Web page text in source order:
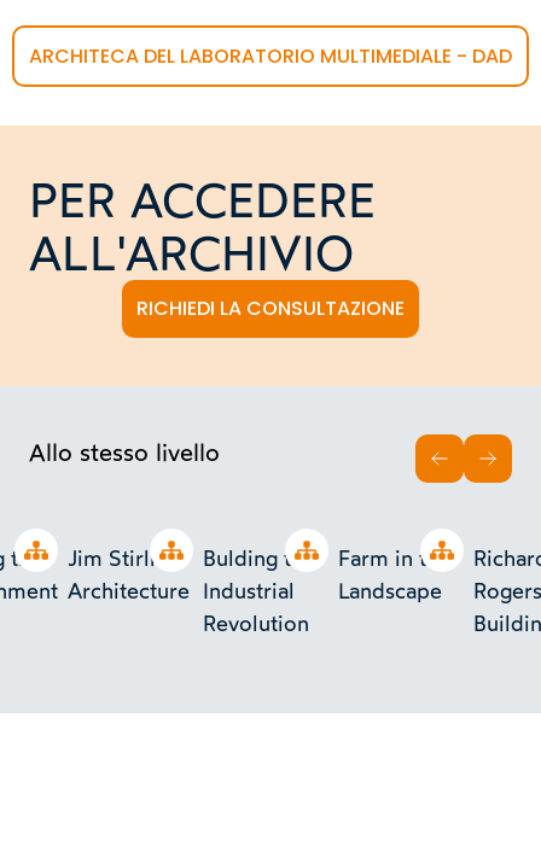
ARCHITECA DEL LABORATORIO MULTIMEDIALE - DAD
PER ACCEDERE
ALL'ARCHIVIO
RICHIEDI LA CONSULTAZIONE
Allo stesso livello
Open tree
the
Open tree
Jim Stirling
Architecture
Open tree
Bulding the
Industrial
Revolution
Open tree
Farm in the
Landscape
INDIETRO